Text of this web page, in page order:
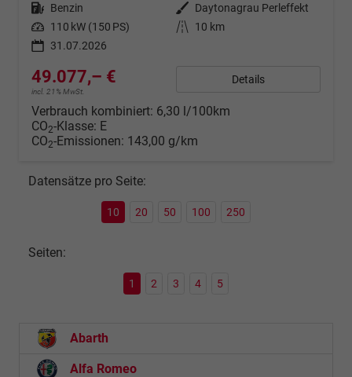
Kraftstoff Benzin Außenfarbe Daytonagrau Perleffekt
Leistung 110 kW (150 PS) Kilometerstand
10 km
31.07.2026
49.077,– €
incl. 21% MwSt.
Details
Verbrauch kombiniert: 6,30 l/100km
CO2-Klasse: E
CO2-Emissionen: 143,00 g/km
Datensätze pro Seite:
10 20 50 100 250
Seiten:
1 2 3 4 5
Abarth
Alfa Romeo